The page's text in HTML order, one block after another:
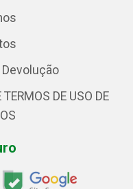
DE USO DE